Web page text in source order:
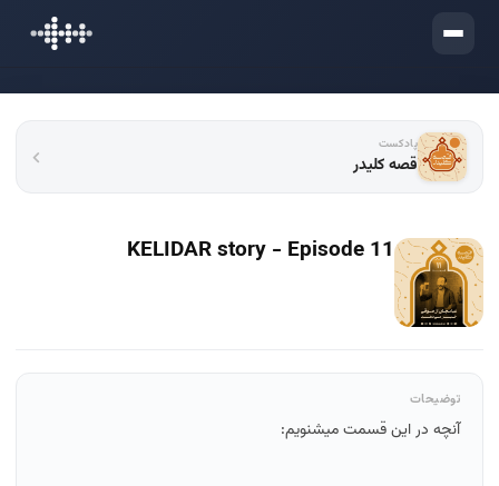
ورود
پادکست
قصه کلیدر
KELIDAR story - Episode 11
توضیحات
آنچه در این قسمت میشنویم: